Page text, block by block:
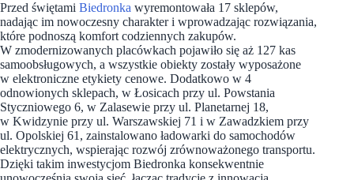
Przed świętami Biedronka wyremontowała 17 sklepów,
nadając im nowoczesny charakter i wprowadzając rozwiązania,
które podnoszą komfort codziennych zakupów.
W zmodernizowanych placówkach pojawiło się aż 127 kas
samoobsługowych, a wszystkie obiekty zostały wyposażone
w elektroniczne etykiety cenowe. Dodatkowo w 4
odnowionych sklepach, w Łosicach przy ul. Powstania
Styczniowego 6, w Zalasewie przy ul. Planetarnej 18,
w Kwidzynie przy ul. Warszawskiej 71 i w Zawadzkiem przy
ul. Opolskiej 61, zainstalowano ładowarki do samochodów
elektrycznych, wspierając rozwój zrównoważonego transportu.
Dzięki takim inwestycjom Biedronka konsekwentnie